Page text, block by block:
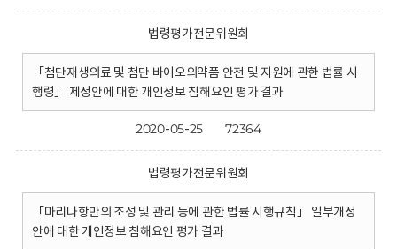
법령평가전문위원회
「첨단재생의료 및 첨단 바이오의약품 안전 및 지원에 관한 법률 시
행령」 제정안에 대한 개인정보 침해요인 평가 결과
2020-05-25 72364
법령평가전문위원회
「마리나항만의 조성 및 관리 등에 관한 법률 시행규칙」 일부개정
안에 대한 개인정보 침해요인 평가 결과